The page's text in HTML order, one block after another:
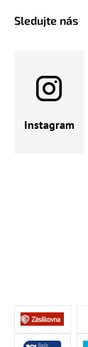
Sledujte nás
Instagram